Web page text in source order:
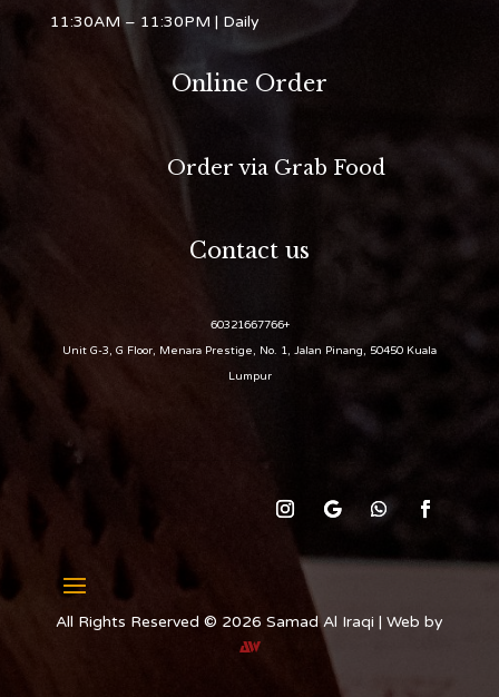
11:30AM – 11:30PM | Daily
Online Order
Order via Grab Food
Contact us
+60321667766
Unit G-3, G Floor, Menara Prestige, No. 1, Jalan Pinang, 50450 Kuala
Lumpur
All Rights Reserved © 2026 Samad Al Iraqi | Web by